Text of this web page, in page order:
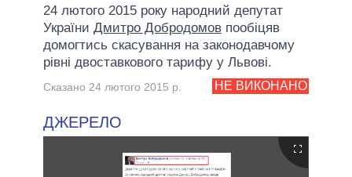
ВСІ ПЕРСОНИ
24 лютого 2015 року народний депутат
України Дмитро Добродомов пообіцяв
домогтись скасування на законодавчому
рівні двоставкового тарифу у Львові.
НЕ ВИКОНАНО
Сказано 24 лютого 2015 р.
ДЖЕРЕЛО